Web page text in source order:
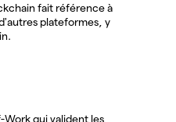
fait référence à
plateformes, y
qui valident les